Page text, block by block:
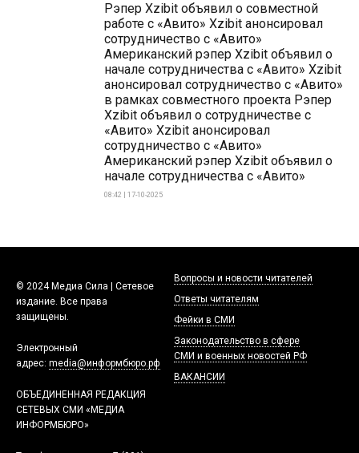
Рэпер Xzibit объявил о совместной
работе с «Авито» Xzibit анонсировал
сотрудничество с «Авито»
Американский рэпер Xzibit объявил о
начале сотрудничества с «Авито» Xzibit
анонсировал сотрудничество с «Авито»
в рамках совместного проекта Рэпер
Xzibit объявил о сотрудничестве с
«Авито» Xzibit анонсировал
сотрудничество с «Авито»
Американский рэпер Xzibit объявил о
начале сотрудничества с «Авито»
08:42 | 17-10-2025
© 2024 Медиа Сила | Сетевое
издание. Все права
защищены.
Электронный
адрес: media@информбюро.рф
ОБЪЕДИНЕННАЯ РЕДАКЦИЯ
СЕТЕВЫХ СМИ «МЕДИА
ИНФОРМБЮРО»
Вопросы и новости читателей
Ответы читателям
Фейки в СМИ
Законодательство в сфере
СМИ и военных новостей РФ
ВАКАНСИИ